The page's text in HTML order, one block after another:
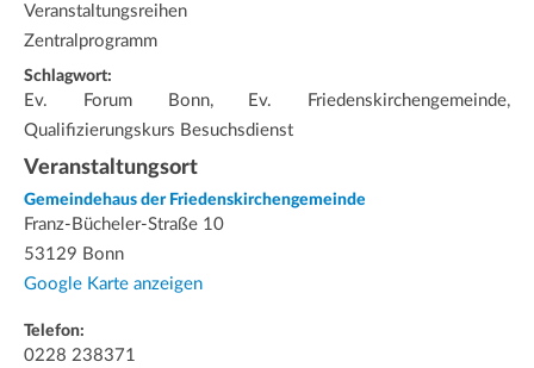
Veranstaltungsreihen
Zentralprogramm
Schlagwort:
Ev. Forum Bonn, Ev. Friedenskirchengemeinde,
Qualifizierungskurs Besuchsdienst
Veranstaltungsort
Gemeindehaus der Friedenskirchengemeinde
Franz-Bücheler-Straße 10
53129 Bonn
Google Karte anzeigen
Telefon:
0228 238371